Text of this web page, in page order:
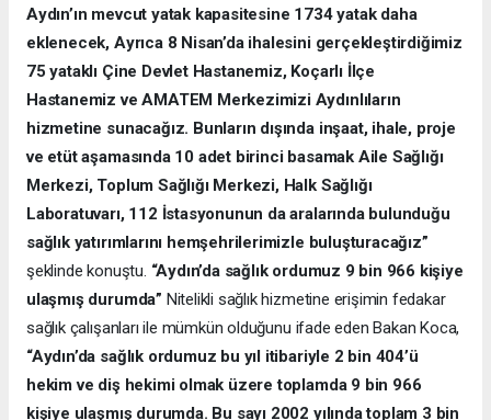
Aydın’ın mevcut yatak kapasitesine 1734 yatak daha
eklenecek, Ayrıca 8 Nisan’da ihalesini gerçekleştirdiğimiz
75 yataklı Çine Devlet Hastanemiz, Koçarlı İlçe
Hastanemiz ve AMATEM Merkezimizi Aydınlıların
hizmetine sunacağız. Bunların dışında inşaat, ihale, proje
ve etüt aşamasında 10 adet birinci basamak Aile Sağlığı
Merkezi, Toplum Sağlığı Merkezi, Halk Sağlığı
Laboratuvarı, 112 İstasyonunun da aralarında bulunduğu
sağlık yatırımlarını hemşehrilerimizle buluşturacağız”
şeklinde konuştu. “Aydın’da sağlık ordumuz 9 bin 966 kişiye
ulaşmış durumda” Nitelikli sağlık hizmetine erişimin fedakar
sağlık çalışanları ile mümkün olduğunu ifade eden Bakan Koca,
“Aydın’da sağlık ordumuz bu yıl itibariyle 2 bin 404’ü
hekim ve diş hekimi olmak üzere toplamda 9 bin 966
kişiye ulaşmış durumda. Bu sayı 2002 yılında toplam 3 bin